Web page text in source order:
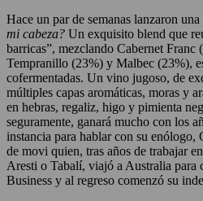
Hace un par de semanas lanzaron
mi cabeza? Un exquisito blend que
barricas”, mezclando Cabernet
Tempranillo (23%) y Malbec (23%),
cofermentadas. Un vino jugoso, de
múltiples capas aromáticas, moras y
en hebras, regaliz, higo y pimienta
seguramente, ganará mucho con los
instancia para hablar con su
de movi quien, tras años de trabajar
Aresti o Tabalí, viajó a Australia para
Business y al regreso comenzó su